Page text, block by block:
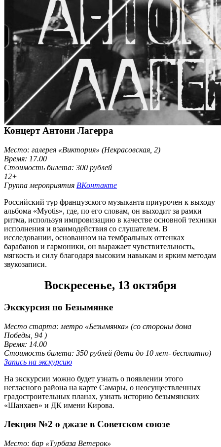
Концерт Антони Лагерра
Место: галерея «Виктория» (Некрасовская, 2)
Время: 17.00
Стоимость билета: 300 рублей
12+
Группа мероприятия ВКонтакте
Российский тур французского музыканта приурочен к выходу
альбома «Myotis», где, по его словам, он выходит за рамки
ритма, используя импровизацию в качестве основной техники
исполнения и взаимодействия со слушателем. В
исследовании, основанном на тембральных оттенках
барабанов и гармоники, он выражает чувствительность,
мягкость и силу благодаря высоким навыкам и ярким методам
звукозаписи.
Воскресенье, 13 октября
Экскурсия по Безымянке
Место старта: метро «Безымянка» (со стороны дома
Победы, 94 )
Время: 14.00
Стоимость билета: 350 рублей (дети до 10 лет- бесплатно)
Запись на экскурсию
На экскурсии можно будет узнать о появлении этого
негласного района на карте Самары, о неосуществленных
градостроительных планах, узнать историю безымянских
«Шанхаев» и ДК имени Кирова.
Лекция №2 о джазе в Советском союзе
Место: бар «Турбаза Ветерок»